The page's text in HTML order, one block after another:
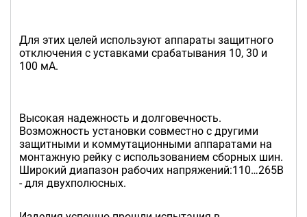
Для этих целей используют аппараты защитного
отключения с уставками срабатывания 10, 30 и
100 мА.
Высокая надежность и долговечность.
Возможность установки совместно с другими
защитными и коммутационными аппаратами на
монтажную рейку с использованием сборных шин.
Широкий диапазон рабочих напряжений:110…265В
- для двухполюсных.